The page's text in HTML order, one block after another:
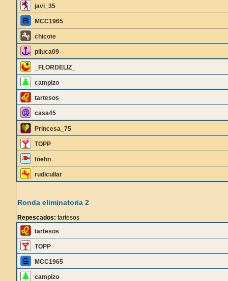
javi_35
MCC1965
chicote
piluca09
_FLORDELIZ_
campizo
tartesos
casa45
Princesa_75
TOPP
foehn
rudicullar
Ronda eliminatoria 2
Repescados: tartesos
tartesos
TOPP
MCC1965
campizo